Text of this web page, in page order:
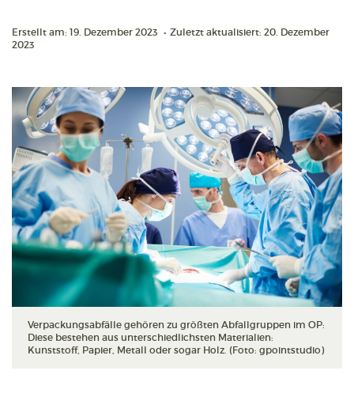
Erstellt am: 19. Dezember 2023 • Zuletzt aktualisiert: 20. Dezember
2023
Verpackungsabfälle gehören zu größten Abfallgruppen im OP:
Diese bestehen aus unterschiedlichsten Materialien:
Kunststoff, Papier, Metall oder sogar Holz. (Foto: gpointstudio)